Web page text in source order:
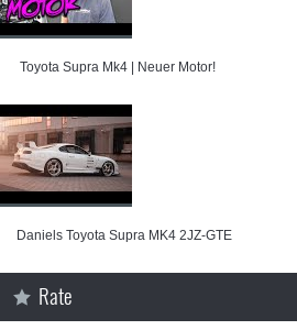
⁣ Toyota Supra Mk4 | Neuer Motor!
⁣Daniels Toyota Supra MK4 2JZ-GTE
Rate